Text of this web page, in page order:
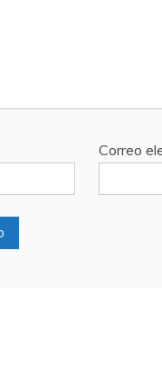
Correo